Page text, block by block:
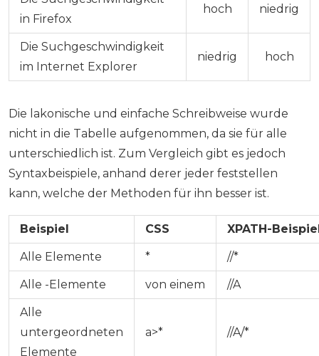
in Firefox
hoch niedrig
Die Suchgeschwindigkeit
im Internet Explorer
niedrig hoch
Die lakonische und einfache Schreibweise wurde
nicht in die Tabelle aufgenommen, da sie für alle
unterschiedlich ist. Zum Vergleich gibt es jedoch
Syntaxbeispiele, anhand derer jeder feststellen
kann, welche der Methoden für ihn besser ist.
Beispiel CSS XPATH-
Alle Elemente * //*
Alle -Elemente von einem //A
Alle
untergeordneten
Elemente
a>* //A/*